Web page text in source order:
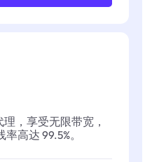
，享受无限带宽，
高达 99.5%。